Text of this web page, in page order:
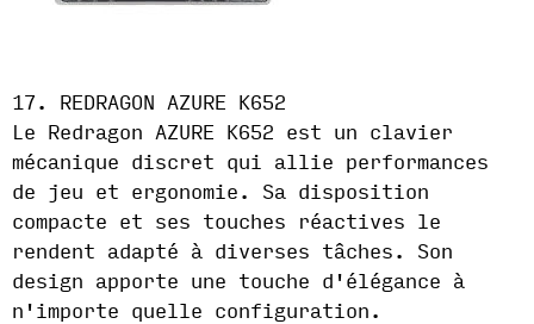
17. REDRAGON AZURE K652
Le Redragon AZURE K652 est un clavier
mécanique discret qui allie performances
de jeu et ergonomie. Sa disposition
compacte et ses touches réactives le
rendent adapté à diverses tâches. Son
design apporte une touche d'élégance à
n'importe quelle configuration.